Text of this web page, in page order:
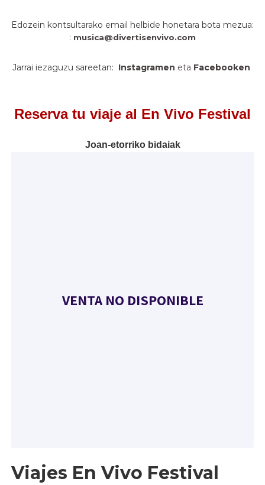
Edozein kontsultarako email helbide honetara bota mezua:
: musica@divertisenvivo.com
Jarrai iezaguzu sareetan: Instagramen eta Facebooken
Reserva tu viaje al En Vivo Festival
Joan-etorriko bidaiak
Viajes En Vivo Festival